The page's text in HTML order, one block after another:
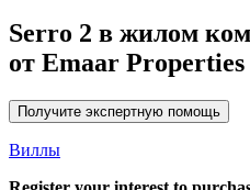
Serro 2 в жилом
от Emaar Properties
Получите экспертную помощь
Виллы